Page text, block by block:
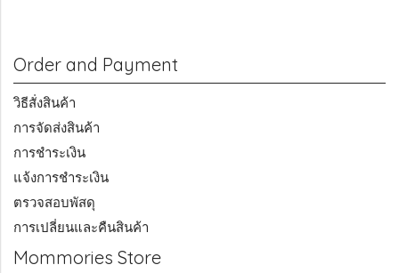
Order and Payment
วิธีสั่งสินค้า
การจัดส่งสินค้า
การชำระเงิน
แจ้งการชำระเงิน
ตรวจสอบพัสดุ
การเปลี่ยนและคืนสินค้า
Mommories Store